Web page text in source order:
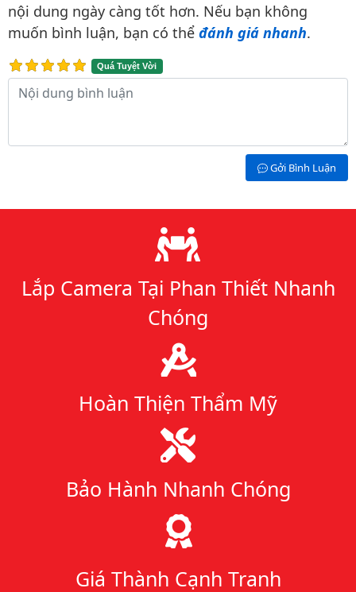
nội dung ngày càng tốt hơn. Nếu bạn không
muốn bình luận, bạn có thể đánh giá nhanh.
Quá Tuyệt Vời
Nội dung bình luận
Gởi Bình Luận
Lý do chọn chúng tôi
Lắp Camera Tại Phan Thiết Nhanh
Chóng
Hoàn Thiện Thẩm Mỹ
Bảo Hành Nhanh Chóng
Giá Thành Cạnh Tranh